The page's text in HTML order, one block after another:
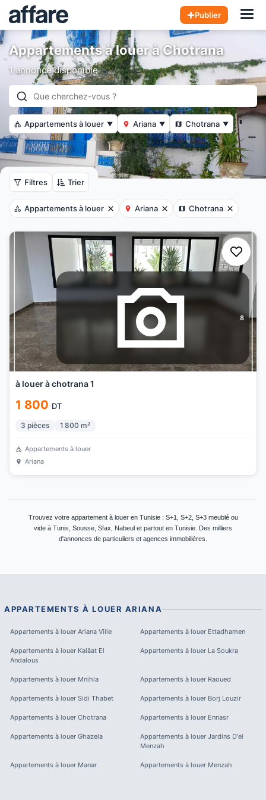
Publier
Appartements à louer à Chotrana
1 annonce disponible
Appartements à louer ▼ Ariana ▼ Chotrana ▼
Filtres Trier
Appartements à louer Ariana Chotrana
8
à louer à chotrana 1
1 800 DT
3 pièces 1 800 m²
Appartements à louer
Ariana
Trouvez votre appartement à louer en Tunisie : S+1, S+2, S+3 meublé ou
vide à Tunis, Sousse, Sfax, Nabeul et partout en Tunisie. Des milliers
d'annonces de particuliers et agences immobilières.
APPARTEMENTS À LOUER ARIANA
Appartements à louer Ariana Ville Appartements à louer Ettadhamen
Appartements à louer Kalâat El
Andalous
Appartements à louer La Soukra
Appartements à louer Mnihla Appartements à louer Raoued
Appartements à louer Sidi Thabet Appartements à louer Borj Louzir
Appartements à louer Chotrana Appartements à louer Ennasr
Appartements à louer Ghazela Appartements à louer Jardins D'el
Menzah
Appartements à louer Manar Appartements à louer Menzah